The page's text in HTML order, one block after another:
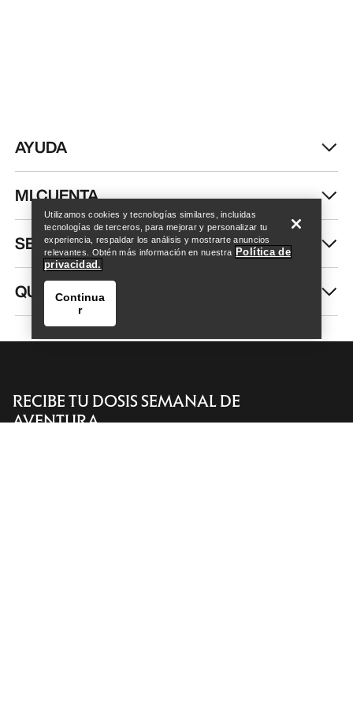
Encuentra una tienda Help
Encuentra una tienda Help
AYUDA
MI CUENTA
SEGUIR COMPRANDO
QUIÉNES SOMOS
RECIBE TU DOSIS SEMANAL DE
AVENTURA
Utilizamos cookies y tecnologías similares, incluidas
tecnologías de terceros, para mejorar y personalizar tu
experiencia, respaldar los análisis y mostrarte anuncios
relevantes. Obtén más información en nuestra Política de
privacidad.
Continua
r